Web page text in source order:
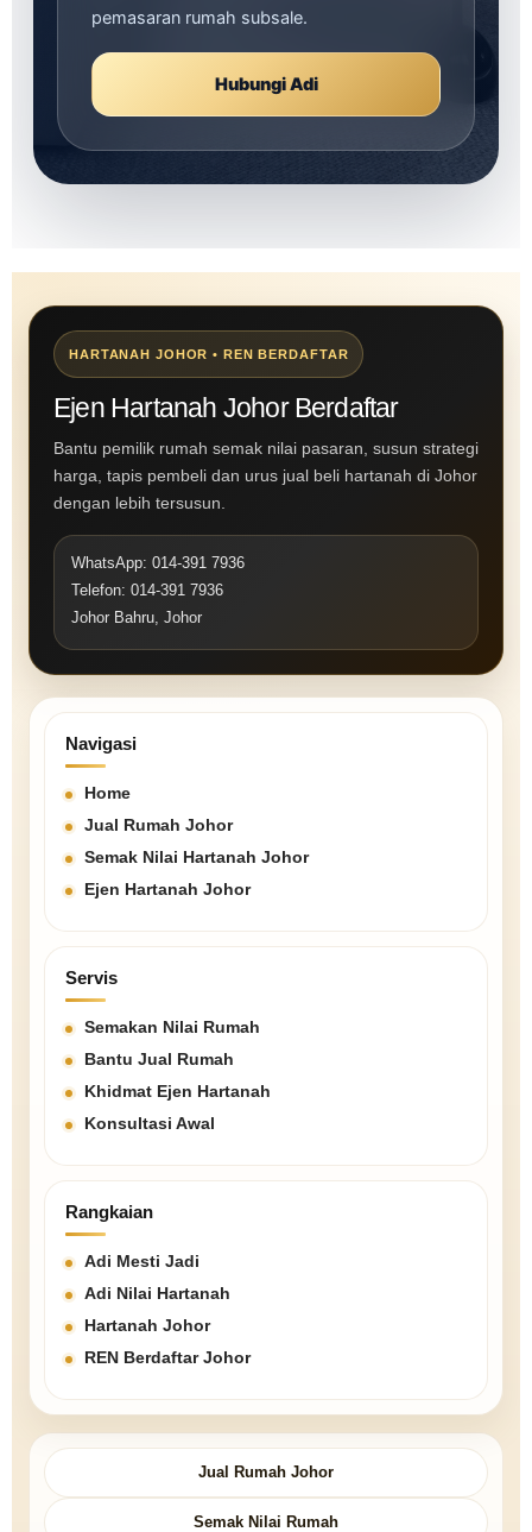
pemasaran rumah subsale.
Hubungi Adi
HARTANAH JOHOR • REN BERDAFTAR
Ejen Hartanah Johor Berdaftar
Bantu pemilik rumah semak nilai pasaran, susun strategi
harga, tapis pembeli dan urus jual beli hartanah di Johor
dengan lebih tersusun.
WhatsApp: 014-391 7936
Telefon: 014-391 7936
Johor Bahru, Johor
Navigasi
Home
Jual Rumah Johor
Semak Nilai Hartanah Johor
Ejen Hartanah Johor
Servis
Semakan Nilai Rumah
Bantu Jual Rumah
Khidmat Ejen Hartanah
Konsultasi Awal
Rangkaian
Adi Mesti Jadi
Adi Nilai Hartanah
Hartanah Johor
REN Berdaftar Johor
Jual Rumah Johor
Semak Nilai Rumah